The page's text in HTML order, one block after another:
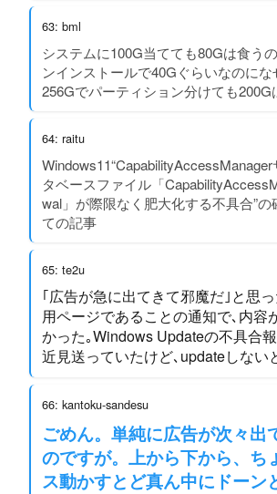
63: bml
システムに100G当てても80Gは食う
ンインストールで40Gぐらいなのにな
256Gでパーティション分けても200G
64: raitu
タベースファイル「
wal」が際限なく肥大化する不具合”
ての記事
65: te2u
｢広告が急に出てきて邪魔だ｣と思
用ページであることの通知で､内容
かった｡Windows Updateの不具合
近見送っていたけど､updateしない
66: kantoku-sandesu
ごめん。単純に広告が次々出
のですが。上から下から、ち
ス動かすとど真ん中にドーン